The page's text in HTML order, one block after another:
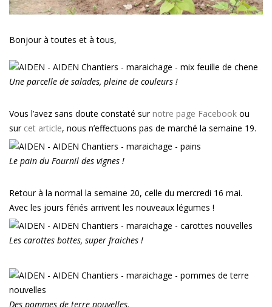
Bonjour à toutes et à tous,
Une parcelle de salades, pleine de couleurs !
Vous l’avez sans doute constaté surnotre page Facebook ou
sur cet article, nous n’effectuons pas de marché la semaine 19.
Le pain du Fournil des vignes !
Retour à la normal la semaine 20, celle du mercredi 16 mai.
Avec les jours fériés arrivent les nouveaux légumes !
Les carottes bottes, super fraiches !
Des pommes de terre nouvelles.